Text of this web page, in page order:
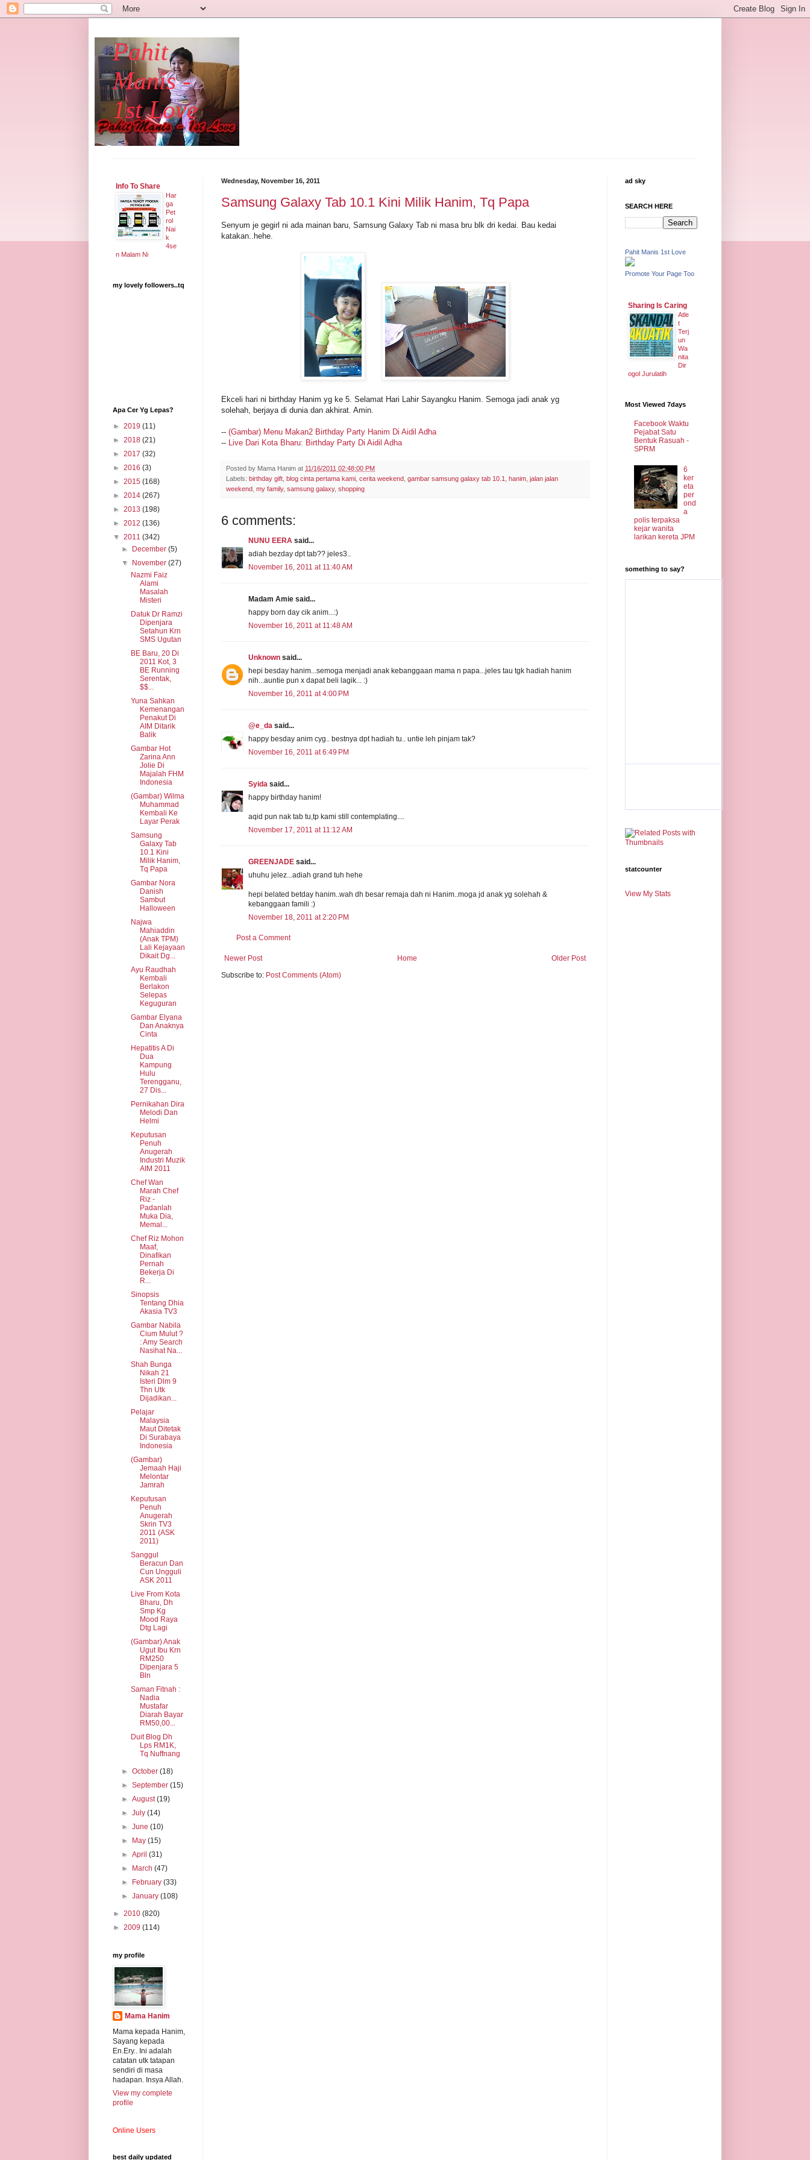
Pahit
Manis -
1st Love
Wednesday, November 16, 2011
Samsung Galaxy Tab 10.1 Kini Milik Hanim, Tq Papa
Senyum je gegirl ni ada mainan baru, Samsung Galaxy Tab ni masa bru blk dri kedai. Bau kedai
katakan..hehe.
Ekceli hari ni birthday Hanim yg ke 5. Selamat Hari Lahir Sayangku Hanim. Semoga jadi anak yg
solehah, berjaya di dunia dan akhirat. Amin.
-- (Gambar) Menu Makan2 Birthday Party Hanim Di Aidil Adha
-- Live Dari Kota Bharu: Birthday Party Di Aidil Adha
Posted by Mama Hanim at 11/16/2011 02:48:00 PM
Labels: birthday gift blog cinta pertama kami cerita weekend gambar samsung galaxy tab 10.1 hanim jalan jalan
weekend my family, samsung galaxy, shopping
6 comments:
NUNU EERA said...
adiah bezday dpt tab?? jeles3..
November 16, 2011 at 11:40 AM
Madam Amie said...
happy born day cik anim...:)
November 16, 2011 at 11:48 AM
Unknown said...
hepi besday hanim...semoga menjadi anak kebanggaan mama n papa...jeles tau tgk hadiah hanim
nih...auntie pun x dapat beli lagik... :)
November 16, 2011 at 4:00 PM
@e_da said...
happy besday anim cyg.. bestnya dpt hadiah tu.. untie leh pinjam tak?
November 16, 2011 at 6:49 PM
Syida said...
happy birthday hanim!
aqid pun nak tab tu,tp kami still contemplating....
November 17, 2011 at 11:12 AM
GREENJADE said...
uhuhu jelez...adiah grand tuh hehe
hepi belated betday hanim..wah dh besar remaja dah ni Hanim..moga jd anak yg solehah &
kebanggaan famili :)
November 18, 2011 at 2:20 PM
Post a Comment
Newer Post Older Post
Home
Subscribe to: Post Comments (Atom)
Info To Share
Har
ga
Pet
rol
Nai
k
4se
n Malam Ni
my lovely followers..tq
Apa Cer Yg Lepas?
► 2019 (11)
► 2018 (21)
► 2017 (32)
► 2016 (3)
► 2015 (168)
► 2014 (267)
► 2013 (198)
► 2012 (136)
▼ 2011 (342)
►
December(5)
▼
November(27)
Nazmi Faiz
Alami
Masalah
Misteri
Datuk Dr Ramzi
Dipenjara
Setahun Krn
SMS Ugutan
BE Baru, 20 Di
2011 Kot, 3
BE Running
Serentak,
$$...
Yuna Sahkan
Kemenangan
Penakut Di
AIM Ditarik
Balik
Gambar Hot
Zarina Ann
Jolie Di
Majalah FHM
Indonesia
(Gambar) Wilma
Muhammad
Kembali Ke
Layar Perak
Samsung
Galaxy Tab
10.1 Kini
Milik Hanim,
Tq Papa
Gambar Nora
Danish
Sambut
Halloween
Najwa
Mahiaddin
(Anak TPM)
Lali Kejayaan
Dikait Dg...
Ayu Raudhah
Kembali
Berlakon
Selepas
Keguguran
Gambar Elyana
Dan Anaknya
Cinta
Hepatitis A Di
Dua
Kampung
Hulu
Terengganu,
27 Dis...
Pernikahan Dira
Melodi Dan
Helmi
Keputusan
Penuh
Anugerah
Industri Muzik
AIM 2011
Chef Wan
Marah Chef
Riz -
Padanlah
Muka Dia,
Memal...
Chef Riz Mohon
Maaf,
Dinafikan
Pernah
Bekerja Di
R...
Sinopsis
Tentang Dhia
Akasia TV3
Gambar Nabila
Cium Mulut ?
: Amy Search
Nasihat Na...
Shah Bunga
Nikah 21
Isteri Dlm 9
Thn Utk
Dijadikan...
Pelajar
Malaysia
Maut Ditetak
Di Surabaya
Indonesia
(Gambar)
Jemaah Haji
Melontar
Jamrah
Keputusan
Penuh
Anugerah
Skrin TV3
2011 (ASK
2011)
Sanggul
Beracun Dan
Cun Ungguli
ASK 2011
Live From Kota
Bharu, Dh
Smp Kg
Mood Raya
Dtg Lagi
(Gambar) Anak
Ugut Ibu Krn
RM250
Dipenjara 5
Bln
Saman Fitnah :
Nadia
Mustafar
Diarah Bayar
RM50,00...
Duit Blog Dh
Lps RM1K,
Tq Nuffnang
►October(18)
►September(15)
►August(19)
►July(14)
►June(10)
►
May(15)
►April(31)
►
March(47)
►
February(33)
►January(108)
► 2010 (820)
► 2009 (114)
my profile
Mama Hanim
Mama kepada Hanim,
Sayang kepada
En.Ery.. Ini adalah
catatan utk tatapan
sendiri di masa
hadapan. Insya Allah.
View my complete
profile
Online Users
best daily updated
ad sky
SEARCH HERE
Pahit Manis 1st Love
Promote Your Page Too
Sharing Is Caring
Atle
t
Terj
un
Wa
nita
Dir
ogol Jurulatih
Most Viewed 7days
Facebook Waktu
Pejabat Satu
Bentuk Rasuah -
SPRM
6
ker
eta
per
ond
a
polis terpaksa
kejar wanita
larikan kereta JPM
something to say?
statcounter
View My Stats